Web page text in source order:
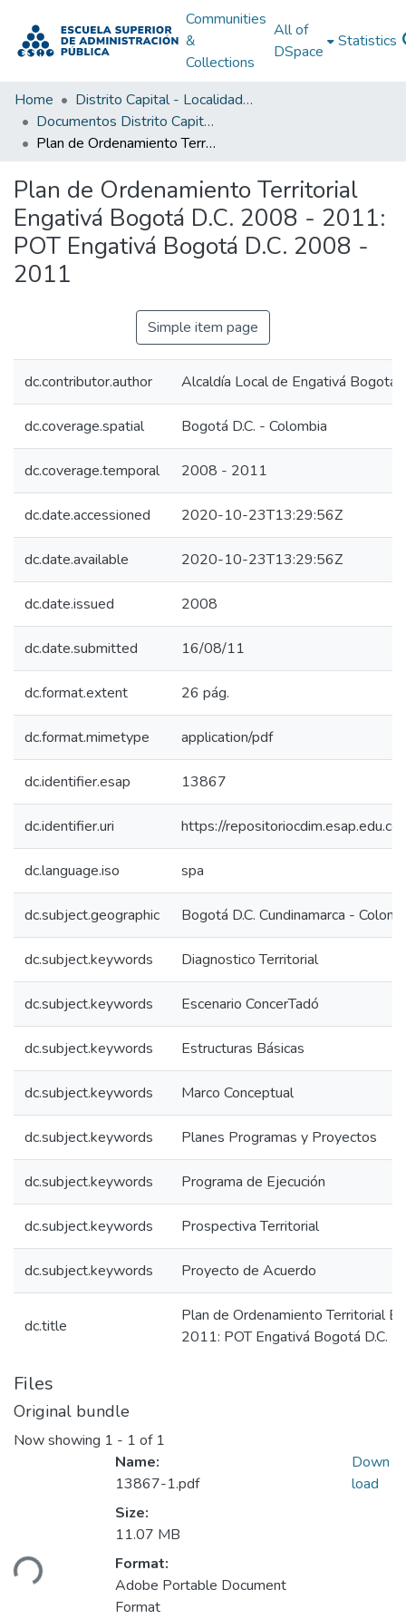
Communities
&
Collections
All of
DSpace
Statistics
Home
Distrito Capital - Localidades
Documentos Distrito Capital - Localidades
Plan de Ordenamiento Territorial Engativá Bogotá D.C. 2008 - 2011: POT Engativá Bogotá D.C. 2008 - 2011
Plan de Ordenamiento Territorial
Engativá Bogotá D.C. 2008 - 2011:
POT Engativá Bogotá D.C. 2008 -
2011
Simple item page
dc.contributor.author Alcaldía Local de Engativá Bogotá
dc.coverage.spatial Bogotá D.C. - Colombia
dc.coverage.temporal 2008 - 2011
dc.date.accessioned 2020-10-23T13:29:56Z
dc.date.available 2020-10-23T13:29:56Z
dc.date.issued 2008
dc.date.submitted 16/08/11
dc.format.extent 26 pág.
dc.format.mimetype application/pdf
dc.identifier.esap 13867
dc.identifier.uri https://
dc.language.iso spa
dc.subject.geographic Bogotá D.C. Cundinamarca -
dc.subject.keywords Diagnostico Territorial
dc.subject.keywords Escenario ConcerTadó
dc.subject.keywords Estructuras Básicas
dc.subject.keywords Marco Conceptual
dc.subject.keywords Planes Programas y Proyectos
dc.subject.keywords Programa de Ejecución
dc.subject.keywords Prospectiva Territorial
dc.subject.keywords Proyecto de Acuerdo
dc.title
Plan de Ordenamiento Territorial
2011: POT Engativá Bogotá D.C.
Files
Original bundle
Now showing 1 - 1 of 1
Name:
13867-1.pdf
Size:
11.07 MB
Format:
Adobe Portable Document
Format
Down
load